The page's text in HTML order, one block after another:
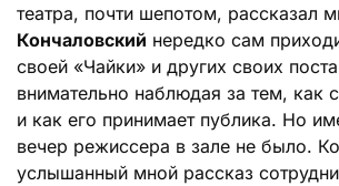
театра, почти шепотом, рассказал
Кончаловский нередко сам
своей «Чайки» и других своих
внимательно наблюдая за тем, как
и как его принимает публика. Но
вечер режиссера в зале не было.
услышанный мной рассказ